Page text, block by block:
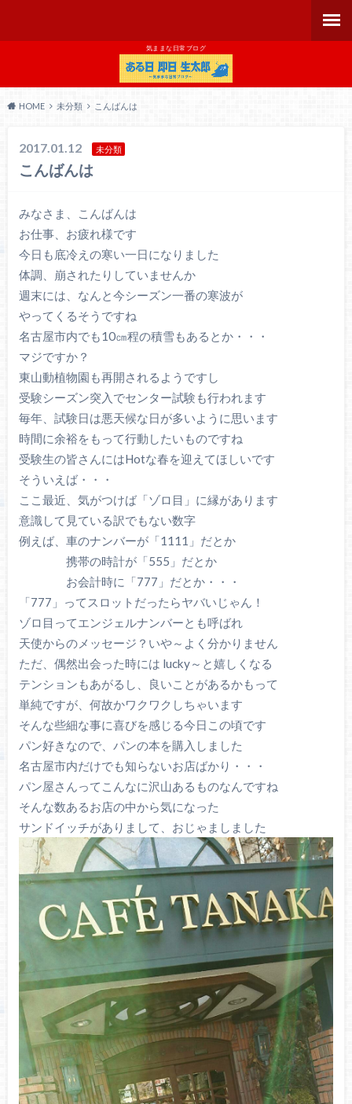
気ままな日常ブログ
HOME 未分類 こんばんは
2017.01.12 未分類
こんばんは
みなさま、こんばんは
お仕事、お疲れ様です
今日も底冷えの寒い一日になりました
体調、崩されたりしていませんか
週末には、なんと今シーズン一番の寒波が
やってくるそうですね
名古屋市内でも10㎝程の積雪もあるとか・・・
マジですか？
東山動植物園も再開されるようですし
受験シーズン突入でセンター試験も行われます
毎年、試験日は悪天候な日が多いように思います
時間に余裕をもって行動したいものですね
受験生の皆さんにはHotな春を迎えてほしいです
そういえば・・・
ここ最近、気がつけば「ゾロ目」に縁があります
意識して見ている訳でもない数字
例えば、車のナンバーが「1111」だとか
携帯の時計が「555」だとか
お会計時に「777」だとか・・・
「777」ってスロットだったらヤバいじゃん！
ゾロ目ってエンジェルナンバーとも呼ばれ
天使からのメッセージ？いや～よく分かりません
ただ、偶然出会った時には lucky～と嬉しくなる
テンションもあがるし、良いことがあるかもって
単純ですが、何故かワクワクしちゃいます
そんな些細な事に喜びを感じる今日この頃です
パン好きなので、パンの本を購入しました
名古屋市内だけでも知らないお店ばかり・・・
パン屋さんってこんなに沢山あるものなんですね
そんな数あるお店の中から気になった
サンドイッチがありまして、おじゃましました